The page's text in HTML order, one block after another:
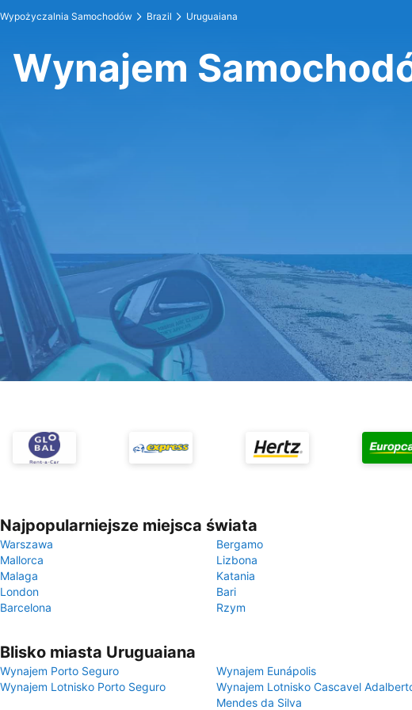
Wypożyczalnia Samochodów Brazil Uruguaiana
Wynajem
Najpopularniejsze miejsca świata
Warszawa
Bergamo
Mallorca
Lizbona
Malaga
Katania
London
Bari
Barcelona
Rzym
Blisko miasta Uruguaiana
Wynajem Porto Seguro
Wynajem Eunápolis
Wynajem Lotnisko Porto Seguro
Wynajem Lotnisko Cascavel
Mendes da Silva